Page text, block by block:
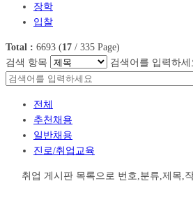
장학
입찰
Total : 6693 (17 / 335 Page)
검색 항목
검색어를 입력하세
전체
추천채용
일반채용
진로/취업교육
취업 게시판 목록으로 번호,분류,제목,